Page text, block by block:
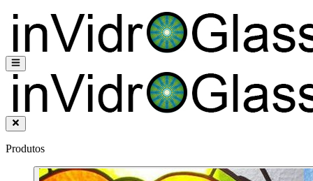
Produtos